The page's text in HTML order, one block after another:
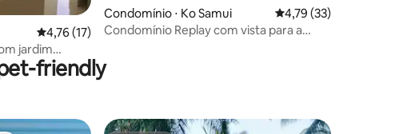
4,76 de uma avaliação média de 5, 17 avaliações
4,76 (17)
jardim
24
Condomínio ⋅ Ko Samui 4,79 de uma
4,79 (33)
Condomínio Replay com vista para a
friendly